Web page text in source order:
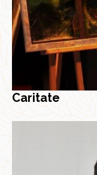
Caritate